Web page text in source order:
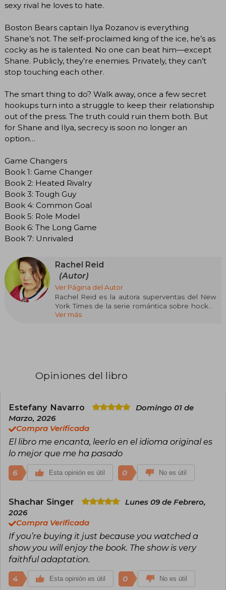
sexy rival he loves to hate.
Boston Bears captain Ilya Rozanov is everything
Shane’s not. The self-proclaimed king of the ice, he’s as
cocky as he is talented. No one can beat him—except
Shane. Publicly, they’re enemies. Privately, they can’t
stop touching each other.
The smart thing to do? Walk away, once a few secret
hookups turn into a struggle to keep their relationship
out of the press. The truth could ruin them both. But
for Shane and Ilya, secrecy is soon no longer an
option…
Game Changers
Book 1: Game Changer
Book 2: Heated Rivalry
Book 3: Tough Guy
Book 4: Common Goal
Book 5: Role Model
Book 6: The Long Game
Book 7: Unrivaled
Rachel Reid
(Autor)
Ver Página del Autor
Rachel Reid es la autora superventas del New
York Times de la serie romántica sobre hockey
Game Changers, así como de las novelas
Ver más
Opiniones del libro
Estefany Navarro
Domingo 01 de
Marzo, 2026
Compra Verificada
El libro me encanta, leerlo en el idioma original es
lo mejor que me ha pasado
6 Esta opinión es útil 0 No es útil
Shachar Singer
Lunes 09 de Febrero,
2026
Compra Verificada
If you’re buying it just because you watched a
show you will enjoy the book. The show is very
faithful adaptation.
4 Esta opinión es útil 0 No es útil